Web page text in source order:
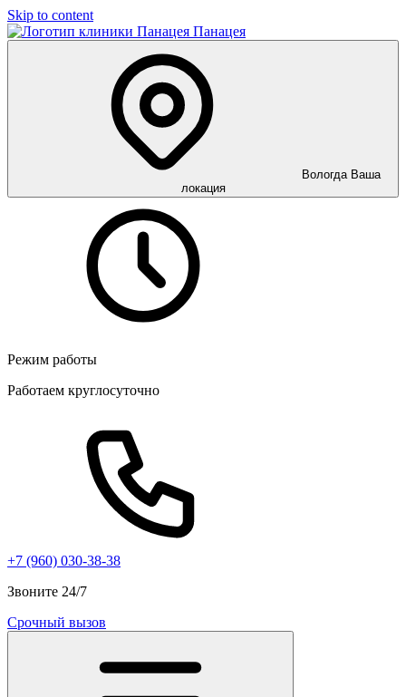
Skip to content
Панацея
Вологда Ваша
локация
Режим работы
Работаем круглосуточно
+7 (960) 030-38-38
Звоните 24/7
Срочный вызов